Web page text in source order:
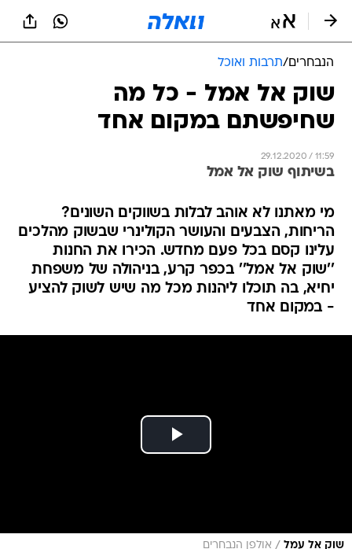
הנבחרים/תרבות ואוכל
שוק אל אמל - כל מה
שחיפשתם במקום אחד
29.12.2020 / 11:59
בשיתוף שוק אל אמל
מי מאתנו לא אוהב לבלות בשווקים השונים?
הריחות, הצבעים והעושר הקולינרי שבשוק מהלכים
עלינו קסם בכל פעם מחדש. הכירו את החנות
''שוק אל אמל'' בכפר קרע, בניהולה של משפחת
יחיא, בה תוכלו ליהנות מכל מה שיש לשוק להציע
- במקום אחד
שוק אל עמל / אולפן הנבחרים